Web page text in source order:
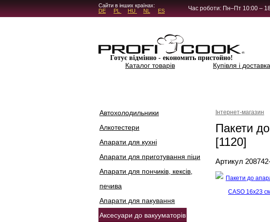
Сайти в інших країнах:
DE
PL HU NL ES Час роботи: Пн–Пт 10:00 –
Готує відмінно - економить пристойно!
Каталог товарів Купівля і доставка
Автохолодильники
Алкотестери
Апарати для кухні
Апарати для приготування піци
Апарати для пончиків, кексів,
печива
Апарати для пакування
Аксесуари до вакууматорів
Інтернет-магазин
Пакети
[1120]
Артикул